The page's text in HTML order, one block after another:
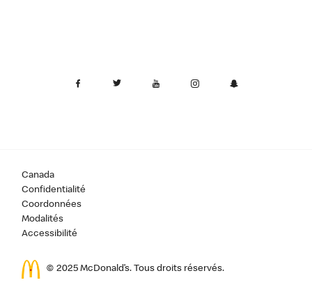
Canada
Confidentialité
Coordonnées
Modalités
Accessibilité
© 2025 McDonald’s. Tous droits réservés.